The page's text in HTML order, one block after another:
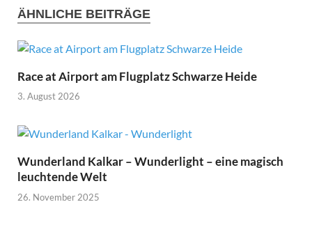
ÄHNLICHE BEITRÄGE
Race at Airport am Flugplatz Schwarze Heide
3. August 2026
Wunderland Kalkar – Wunderlight – eine magisch
leuchtende Welt
26. November 2025